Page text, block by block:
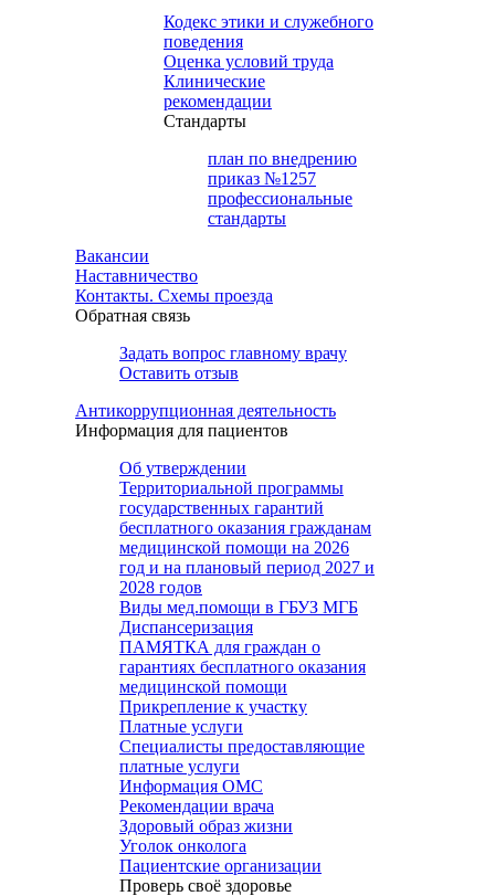
Кодекс этики и служебного
поведения
Оценка условий труда
Клинические
рекомендации
Cтандарты
план по внедрению
приказ №1257
профессиональные
стандарты
Вакансии
Наставничество
Контакты. Схемы проезда
Обратная связь
Задать вопрос главному врачу
Оставить отзыв
Антикоррупционная деятельность
Информация для пациентов
Об утверждении
Территориальной программы
государственных гарантий
бесплатного оказания гражданам
медицинской помощи на 2026
год и на плановый период 2027 и
2028 годов
Виды мед.помощи в ГБУЗ МГБ
Диспансеризация
ПАМЯТКА для граждан о
гарантиях бесплатного оказания
медицинской помощи
Прикрепление к участку
Платные услуги
Специалисты предоставляющие
платные услуги
Информация ОМС
Рекомендации врача
Здоровый образ жизни
Уголок онколога
Пациентские организации
Проверь своё здоровье